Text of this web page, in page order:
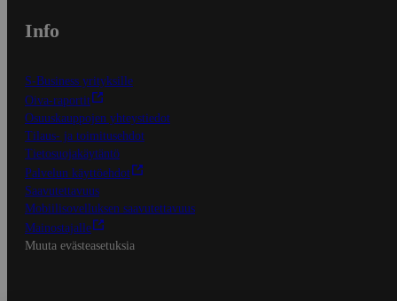
Info
S-Business yrityksille
Oiva-raportit
Osuuskauppojen yhteystiedot
Tilaus- ja toimitusehdot
Tietosuojakäytäntö
Palvelun käyttöehdot
Saavutettavuus
Mobiilisovelluksen saavutettavuus
Mainostajalle
Muuta evästeasetuksia